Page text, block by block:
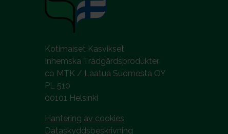
Kotimaiset Kasvikset
Inhemska Trädgårdsprodukter
co MTK / Laatua Suomesta OY
PL 510
00101 Helsinki
Hantering av cookies
Dataskyddsbeskrivning